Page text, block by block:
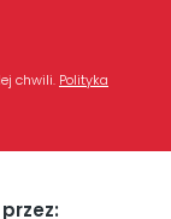
chwili. Polityka